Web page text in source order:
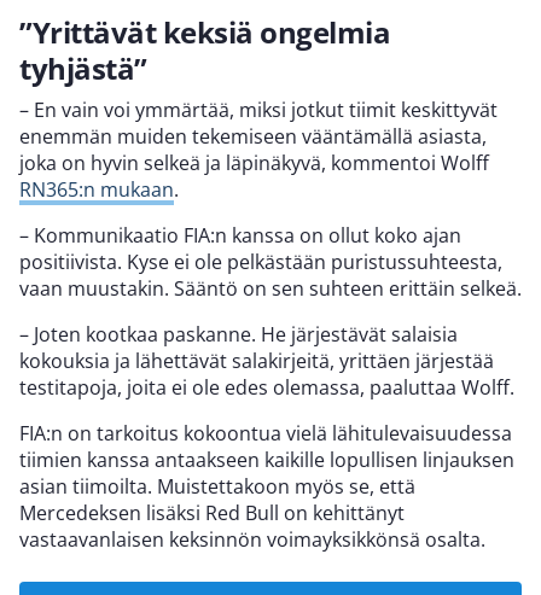
”Yrittävät keksiä ongelmia
tyhjästä”
– En vain voi ymmärtää, miksi jotkut tiimit keskittyvät
enemmän muiden tekemiseen vääntämällä asiasta,
joka on hyvin selkeä ja läpinäkyvä, kommentoi Wolff
RN365:n mukaan.
– Kommunikaatio FIA:n kanssa on ollut koko ajan
positiivista. Kyse ei ole pelkästään puristussuhteesta,
vaan muustakin. Sääntö on sen suhteen erittäin selkeä.
– Joten kootkaa paskanne. He järjestävät salaisia
kokouksia ja lähettävät salakirjeitä, yrittäen järjestää
testitapoja, joita ei ole edes olemassa, paaluttaa Wolff.
FIA:n on tarkoitus kokoontua vielä lähitulevaisuudessa
tiimien kanssa antaakseen kaikille lopullisen linjauksen
asian tiimoilta. Muistettakoon myös se, että
Mercedeksen lisäksi Red Bull on kehittänyt
vastaavanlaisen keksinnön voimayksikkönsä osalta.